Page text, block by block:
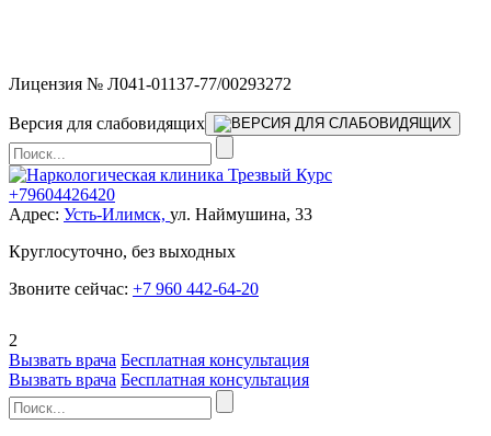
Лицензия № Л041-01137-77/00293272
Версия для слабовидящих
+79604426420
Адрес: Усть-Илимск, ул. Наймушина, 33
Круглосуточно, без выходных
Звоните сейчас: +7 960 442-64-20
2
Вызвать врача Бесплатная консультация
Вызвать врача Бесплатная консультация